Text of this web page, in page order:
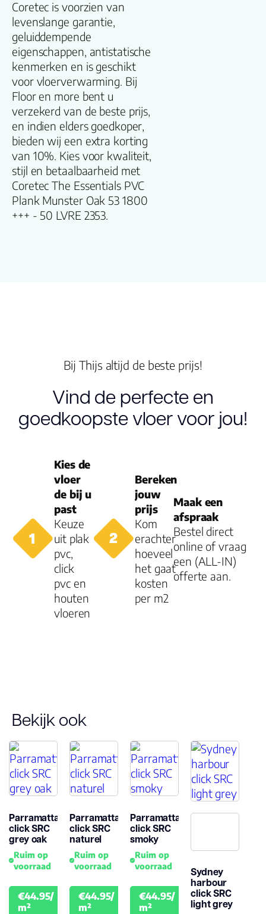
Coretec is voorzien van
levenslange garantie,
geluiddempende
eigenschappen, antistatische
kenmerken en is geschikt
voor vloerverwarming. Bij
Floor en more bent u
verzekerd van de beste prijs,
en indien elders goedkoper,
bieden wij een extra korting
van 10%. Kies voor kwaliteit,
stijl en betaalbaarheid met
Coretec The Essentials PVC
Plank Munster Oak 53 1800
+++ - 50 LVRE 2353.
geschikt
Geluidsdempend
Montage
Type click
Bij Thijs altijd de beste prijs!
Vind de perfecte en
goedkoopste vloer voor jou!
Kies de
vloer
de bij u
past
Keuze
uit plak
pvc,
click
pvc en
houten
vloeren
Bereken
jouw
prijs
Kom
erachter
hoeveel
het gaat
kosten
per m2
Maak een
afspraak
Bestel direct
online of vraag
een (ALL-IN)
offerte aan.
Bekijk ook
Parramatta
click SRC
grey oak
Ruim op
voorraad
€44.95/
m²
€49.95
Parramatta
click SRC
naturel
Ruim op
voorraad
€44.95/
m²
€49.95
Parramatta
click SRC
smoky
Ruim op
voorraad
€44.95/
m²
€49.95
Sydney
harbour
click SRC
light grey